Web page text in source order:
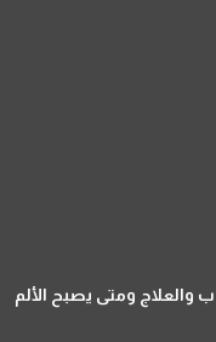
والعلاج ومتى يصبح الألم